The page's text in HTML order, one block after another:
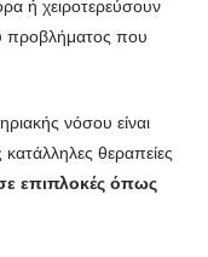
ή χειροτερεύσουν
προβλήματος που
νόσου είναι
κατάλληλες θεραπείες
επιπλοκές όπως